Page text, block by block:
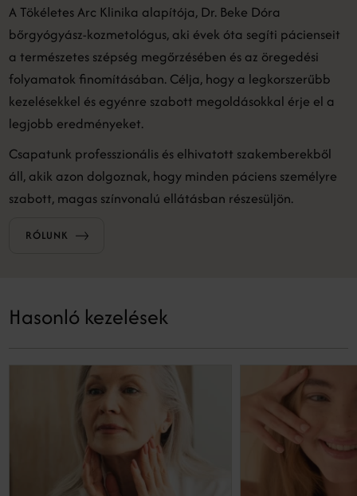
A Tökéletes Arc Klinika alapítója, Dr. Beke Dóra
bőrgyógyász-kozmetológus, aki évek óta segíti pácienseit
a természetes szépség megőrzésében és az öregedési
folyamatok finomításában. Célja, hogy a legkorszerűbb
kezelésekkel és egyénre szabott megoldásokkal érje el a
legjobb eredményeket.
Csapatunk professzionális és elhivatott szakemberekből
áll, akik azon dolgoznak, hogy minden páciens személyre
szabott, magas színvonalú ellátásban részesüljön.
RÓLUNK
Hasonló kezelések